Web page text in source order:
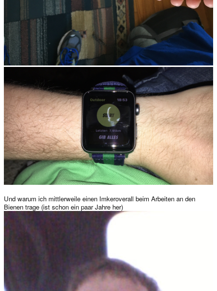
Und warum ich mittlerweile einen Imkeroverall beim Arbeiten an den
Bienen trage (ist schon ein paar Jahre her)